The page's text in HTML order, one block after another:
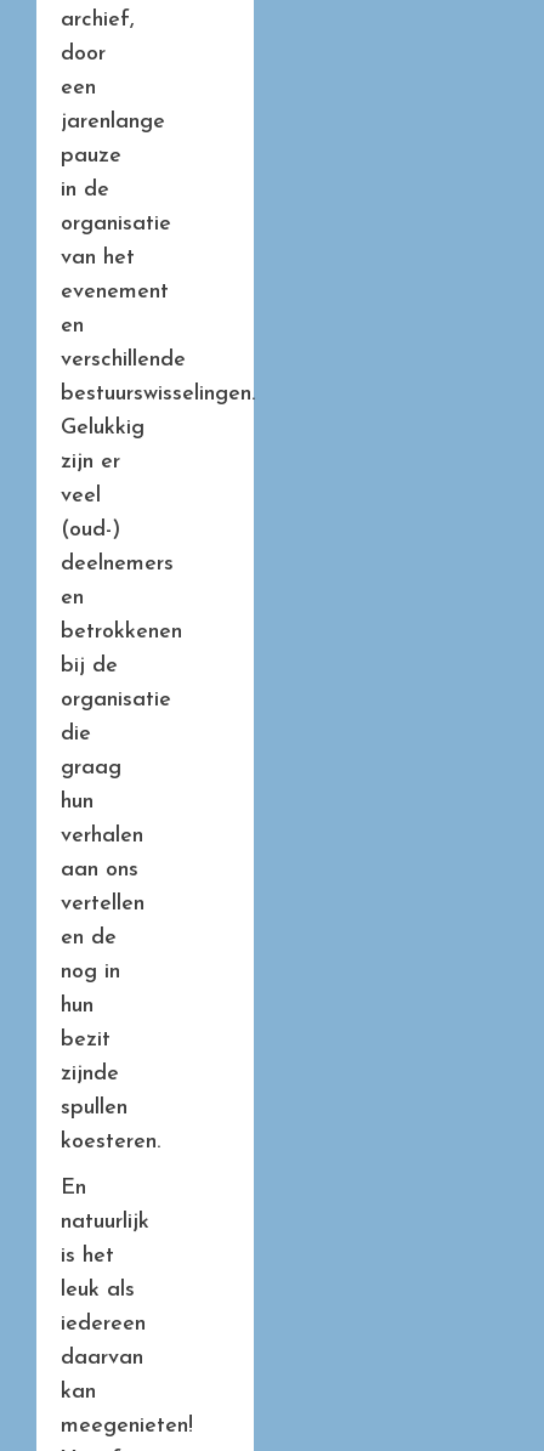
archief,
door
een
jarenlange
pauze
in de
organisatie
van het
evenement
en
verschillende
bestuurswisselingen.
Gelukkig
zijn er
veel
(oud-)
deelnemers
en
betrokkenen
bij de
organisatie
die
graag
hun
verhalen
aan ons
vertellen
en de
nog in
hun
bezit
zijnde
spullen
koesteren.
En
natuurlijk
is het
leuk als
iedereen
daarvan
kan
meegenieten!